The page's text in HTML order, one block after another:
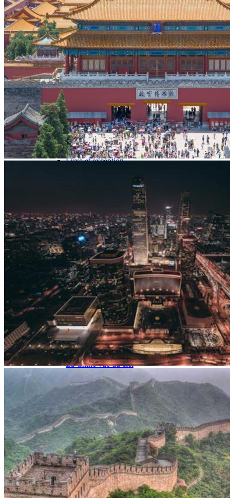
Guangxi 广西
Guizhou 贵州
Hubei
Sichuan 四川
Tibet 西藏
Yunnan 云南
Circuits
Organisation
Circuits sur mesure
Ambiance
Classique et incontournables
Culture & expériences
Nature et grands paysages
Famille et enfants
Trekking et aventure
Luxe et exception
Infos pratiques
Notre agence
Notre agence en Chine
Réseau Asian Roads
Garanties et engagements Asian Roads
Avis de nos voyageurs
Voyages d’affaires en Chine
Voyage scolaire et culturel en Chine
La Chine & ses secrets
Présentation de la Chine
Cuisines de Chine
Les Minorités Ethniques Chinoises
Fêtes traditionnelles & vacances en Chine
Les signes astrologiques Chinois
Les plus belles montagnes de Chine
Les plus belles balades de Chine
La Chine vue du ciel
Visiter la Chine pour voir le monde
Les langues en Chine : une étonnante diversité
Préparer son voyage en Chine
Notre sélection d’hôtels en Chine
Météo & climat
Obtention Visa Voyage Chine
Comment communiquer depuis la Chine ?
Maîtrisez les mots essentiels
Transports en Chine
Vols directs vers la Chine
Voyager en train
Voyager en Chine avec votre drone
Vaccins pour votre voyage en Chine
Mal des montagnes